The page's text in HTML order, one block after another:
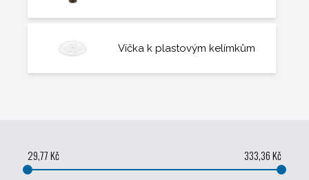
Víčka k plastovým kelímkům
29,77 Kč 333,36 Kč